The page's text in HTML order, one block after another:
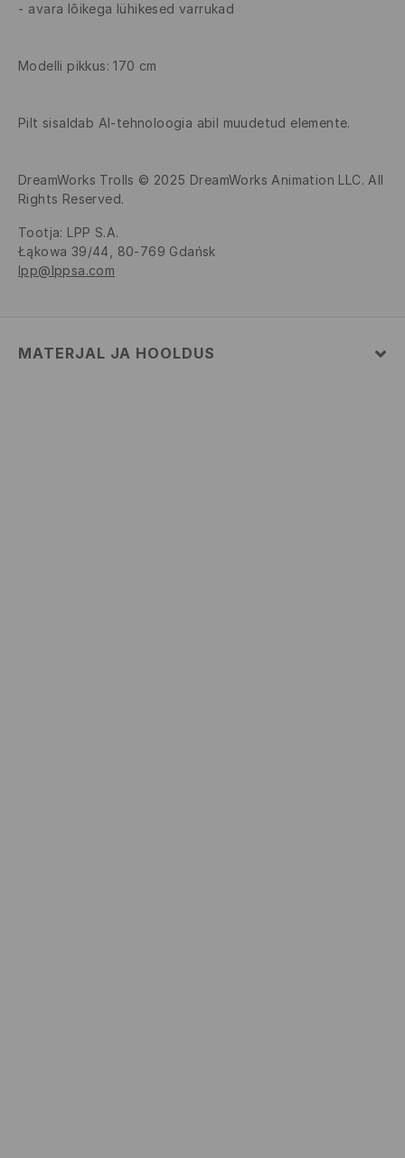
avara lõikega lühikesed varrukad
Modelli pikkus: 170 cm
Pilt sisaldab AI-tehnoloogia abil muudetud elemente.
DreamWorks Trolls © 2025 DreamWorks Animation LLC. All
Rights Reserved.
Tootja: LPP S.A.
Łąkowa 39/44, 80-769 Gdańsk
lpp@lppsa.com
MATERJAL JA HOOLDUS